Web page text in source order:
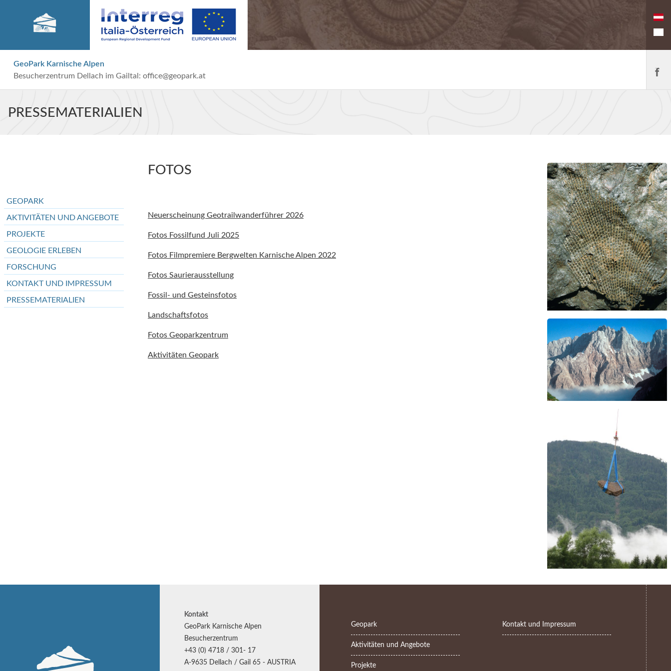
GeoPark Karnische Alpen
Besucherzentrum Dellach im Gailtal: office@geopark.at
PRESSEMATERIALIEN
GEOPARK
AKTIVITÄTEN UND ANGEBOTE
PROJEKTE
GEOLOGIE ERLEBEN
FORSCHUNG
KONTAKT UND IMPRESSUM
PRESSEMATERIALIEN
FOTOS
Neuerscheinung Geotrailwanderführer 2026
Fotos Fossilfund Juli 2025
Fotos Filmpremiere Bergwelten Karnische Alpen 2022
Fotos Saurierausstellung
Fossil- und Gesteinsfotos
Landschaftsfotos
Fotos Geoparkzentrum
Aktivitäten Geopark
Kontakt
GeoPark Karnische Alpen
Besucherzentrum
+43 (0) 4718 / 301- 17
A-9635 Dellach / Gail 65 - AUSTRIA
Geopark
Aktivitäten und Angebote
Projekte
Kontakt und Impressum